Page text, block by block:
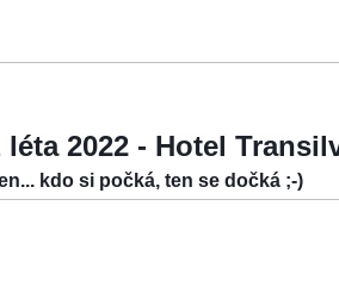
2022 - Hotel
kdo si počká, ten se dočká ;-)